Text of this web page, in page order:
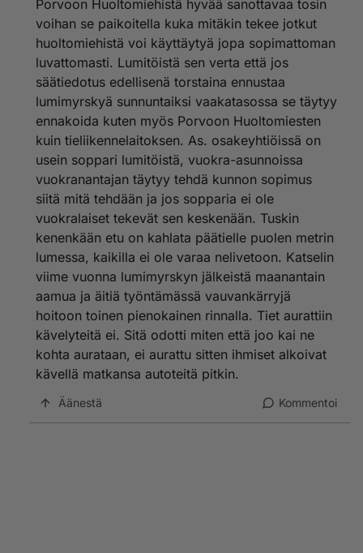
Porvoon Huoltomiehistä hyvää sanottavaa tosin
voihan se paikoitella kuka mitäkin tekee jotkut
huoltomiehistä voi käyttäytyä jopa sopimattoman
luvattomasti. Lumitöistä sen verta että jos
säätiedotus edellisenä torstaina ennustaa
lumimyrskyä sunnuntaiksi vaakatasossa se täytyy
ennakoida kuten myös Porvoon Huoltomiesten
kuin tieliikennelaitoksen. As. osakeyhtiöissä on
usein soppari lumitöistä, vuokra-asunnoissa
vuokranantajan täytyy tehdä kunnon sopimus
siitä mitä tehdään ja jos sopparia ei ole
vuokralaiset tekevät sen keskenään. Tuskin
kenenkään etu on kahlata päätielle puolen metrin
lumessa, kaikilla ei ole varaa nelivetoon. Katselin
viime vuonna lumimyrskyn jälkeistä maanantain
aamua ja äitiä työntämässä vauvankärryjä
hoitoon toinen pienokainen rinnalla. Tiet aurattiin
kävelyteitä ei. Sitä odotti miten että joo kai ne
kohta aurataan, ei aurattu sitten ihmiset alkoivat
kävellä matkansa autoteitä pitkin.
Äänestä Kommentoi